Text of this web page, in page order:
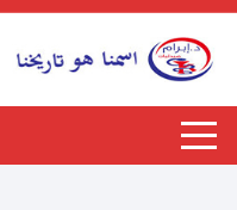
التجاوز
المحتوى